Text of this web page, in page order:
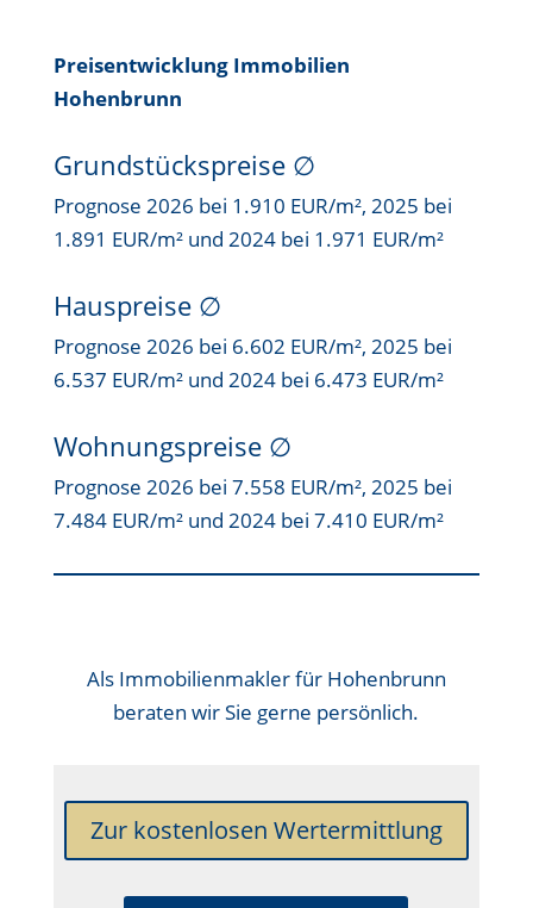
Preisentwicklung Immobilien
Hohenbrunn
Grundstückspreise ∅
Prognose 2026 bei 1.910 EUR/m², 2025 bei
1.891 EUR/m² und 2024 bei 1.971 EUR/m²
Hauspreise ∅
Prognose 2026 bei 6.602 EUR/m², 2025 bei
6.537 EUR/m² und 2024 bei 6.473 EUR/m²
Wohnungspreise ∅
Prognose 2026 bei 7.558 EUR/m², 2025 bei
7.484 EUR/m² und 2024 bei 7.410 EUR/m²
Als Immobilienmakler für Hohenbrunn
beraten wir Sie gerne persönlich.
Zur kostenlosen Wertermittlung